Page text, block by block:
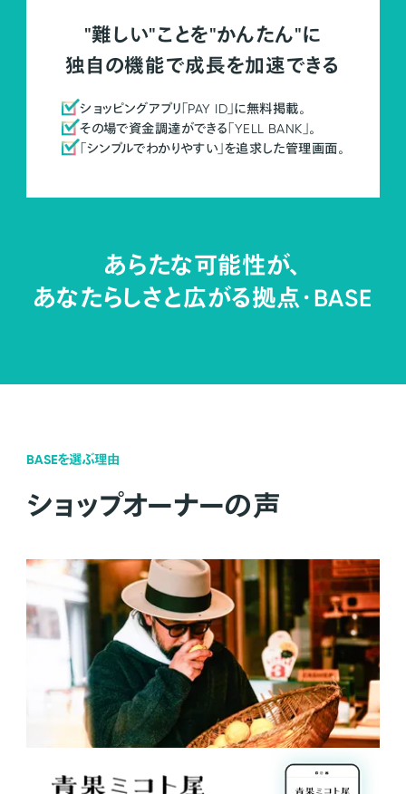
"難しい"ことを"かんたん"に
独自の機能で成長を加速できる
ショッピングアプリ「PAY ID」に無料掲載。
その場で資金調達ができる「YELL BANK」。
「シンプルでわかりやすい」を追求した管理画面。
あらたな可能性が、
あなたらしさと広がる拠点・BASE
BASEを選ぶ理由
ショップオーナーの声